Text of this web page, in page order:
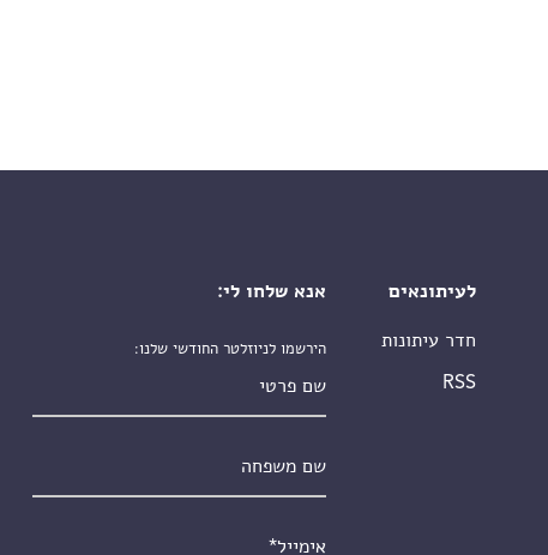
לעיתונאים
חדר עיתונות
RSS
אנא שלחו לי:
הירשמו לניוזלטר החודשי שלנו: